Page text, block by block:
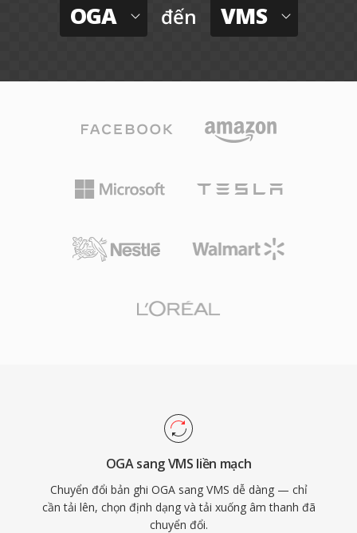
OGA đến VMS
OGA sang VMS liền mạch
Chuyển đổi bản ghi OGA sang VMS dễ dàng — chỉ
cần tải lên, chọn định dạng và tải xuống âm thanh đã
chuyển đổi.